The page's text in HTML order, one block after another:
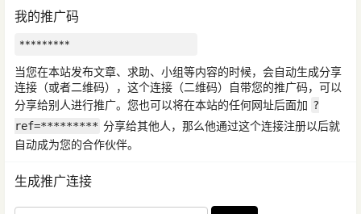
我的推广码
当您在本站发布文章、求助、小组等内容的时候，会自动生成分享
连接（或者二维码），这个连接（二维码）自带您的推广码，可以
分享给别人进行推广。您也可以将在本站的任何网址后面加 ?
ref=********* 分享给其他人，那么他通过这个连接注册以后就
自动成为您的合作伙伴。
生成推广连接